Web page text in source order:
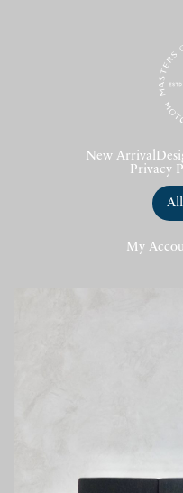
New Arrival
Privacy
My